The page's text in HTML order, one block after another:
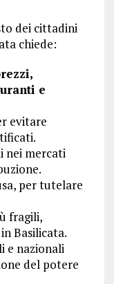
dei cittadini
chiede:
e
evitare
nei mercati
per tutelare
fragili,
Basilicata.
e nazionali
del potere